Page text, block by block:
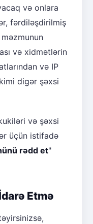
və onlara
fərdiləşdirilmiş
və xidmətlərin
və IP
digər şəxsi
və şəxsi
üçün istifadə
rədd et"
Etmə